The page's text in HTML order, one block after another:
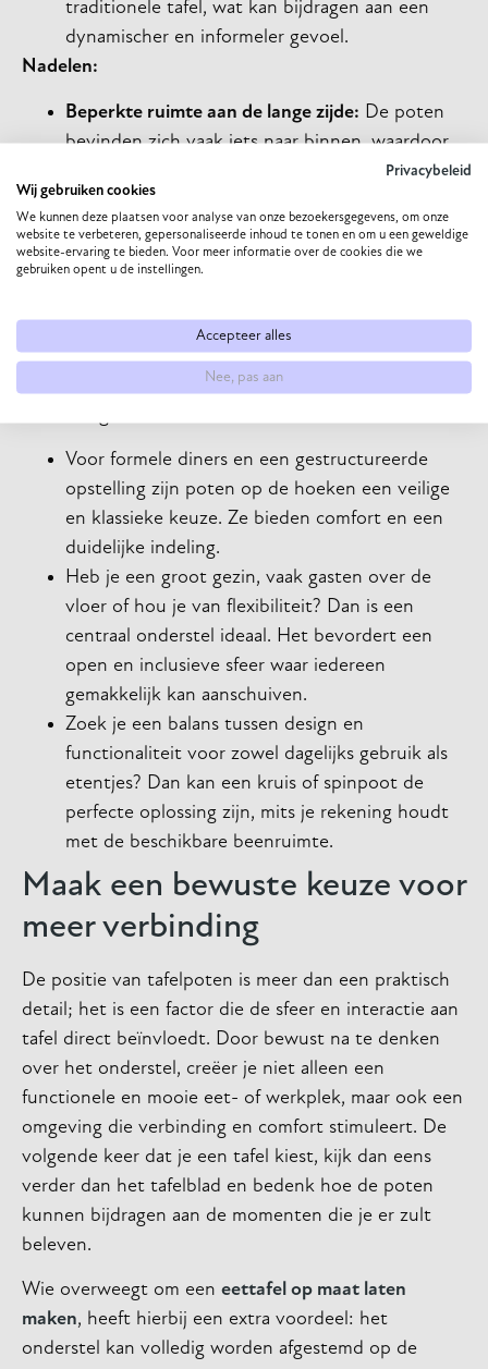
traditionele tafel, wat kan bijdragen aan een
dynamischer en informeler gevoel.
Nadelen:
Beperkte ruimte aan de lange zijde: De poten
bevinden zich vaak iets naar binnen, waardoor
de beenruimte aan de lange zijden beperkter
kan zijn dan bij een tafel met hoekpoten.
Mensen die in het midden zitten, kunnen met
hun knieën tegen de schuine poten stoten. Dit
Wat past bij jouw situatie?
De keuze voor een onderstel hangt af van hoe je de
Voor formele diners en een gestructureerde
opstelling zijn poten op de hoeken een veilige
en klassieke keuze. Ze bieden comfort en een
duidelijke indeling.
Heb je een groot gezin, vaak gasten over de
vloer of hou je van flexibiliteit? Dan is een
centraal onderstel ideaal. Het bevordert een
open en inclusieve sfeer waar iedereen
gemakkelijk kan aanschuiven.
Zoek je een balans tussen design en
functionaliteit voor zowel dagelijks gebruik als
etentjes? Dan kan een kruis of spinpoot de
perfecte oplossing zijn, mits je rekening houdt
met de beschikbare beenruimte.
Maak een bewuste keuze voor
meer verbinding
De positie van tafelpoten is meer dan een praktisch
detail; het is een factor die de sfeer en interactie aan
tafel direct beïnvloedt. Door bewust na te denken
over het onderstel, creëer je niet alleen een
functionele en mooie eet- of werkplek, maar ook een
omgeving die verbinding en comfort stimuleert. De
volgende keer dat je een tafel kiest, kijk dan eens
verder dan het tafelblad en bedenk hoe de poten
kunnen bijdragen aan de momenten die je er zult
beleven.
Wie overweegt om een eettafel op maat laten
maken, heeft hierbij een extra voordeel: het
onderstel kan volledig worden afgestemd op de
Privacybeleid
Wij gebruiken cookies
We kunnen deze plaatsen voor analyse van onze bezoekersgegevens, om onze
website te verbeteren, gepersonaliseerde inhoud te tonen en om u een geweldige
website-ervaring te bieden. Voor meer informatie over de cookies die we
gebruiken opent u de instellingen.
Accepteer alles
Nee, pas aan